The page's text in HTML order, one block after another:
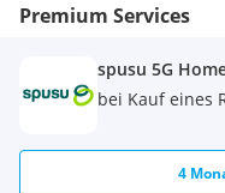
zu finden!
Premium Services
spusu 5G
bei Kauf eines
4